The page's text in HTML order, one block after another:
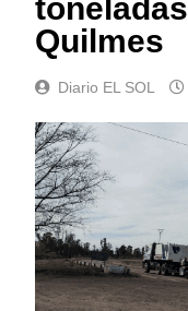
Quilmes
Diario EL SOL